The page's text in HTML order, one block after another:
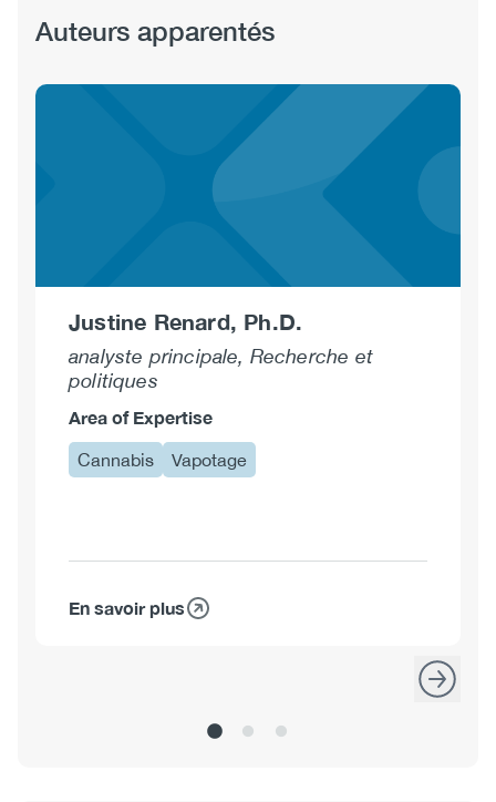
Auteurs apparentés
Justine Renard, Ph.D.
analyste principale, Recherche et
politiques
Area of Expertise
Cannabis Vapotage
En savoir plus
sur